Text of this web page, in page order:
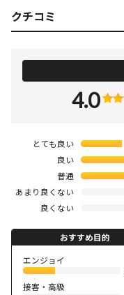
クチコミ
4.0
とても良い
良い
普通
あまり良くない
良くない
おすすめ目的
エンジョイ
接客・高級